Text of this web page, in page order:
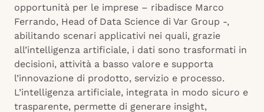
opportunità per le imprese – ribadisce Marco
Ferrando, Head of Data Science di Var Group -,
abilitando scenari applicativi nei quali, grazie
all’intelligenza artificiale, i dati sono trasformati in
decisioni, attività a basso valore e supporta
l’innovazione di prodotto, servizio e processo.
L’intelligenza artificiale, integrata in modo sicuro e
trasparente, permette di generare insight,